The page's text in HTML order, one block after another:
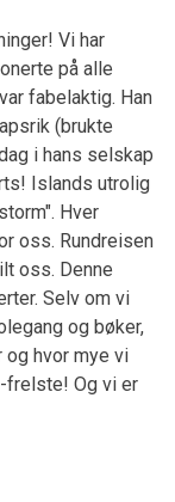
Vi har
på alle
fabelaktig. Han
(brukte
i hans selskap
Islands utrolig
Hver
oss. Rundreisen
oss. Denne
Selv om vi
og bøker,
og hvor mye vi
frelste! Og vi er